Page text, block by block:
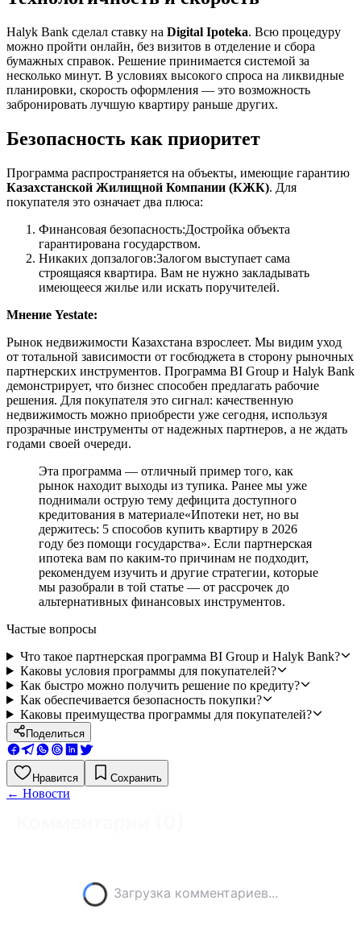
Halyk Bank сделал ставку на Digital Ipoteka. Всю процедуру
можно пройти онлайн, без визитов в отделение и сбора
бумажных справок. Решение принимается системой за
несколько минут. В условиях высокого спроса на ликвидные
планировки, скорость оформления — это возможность
забронировать лучшую квартиру раньше других.
Безопасность как приоритет
Программа распространяется на объекты, имеющие гарантию
Казахстанской Жилищной Компании (КЖК). Для
покупателя это означает два плюса:
Финансовая безопасность:Достройка объекта
гарантирована государством.
Никаких допзалогов:Залогом выступает сама
строящаяся квартира. Вам не нужно закладывать
имеющееся жилье или искать поручителей.
Мнение Yestate:
Рынок недвижимости Казахстана взрослеет. Мы видим уход
от тотальной зависимости от госбюджета в сторону рыночных
партнерских инструментов. Программа BI Group и Halyk Bank
демонстрирует, что бизнес способен предлагать рабочие
решения. Для покупателя это сигнал: качественную
недвижимость можно приобрести уже сегодня, используя
прозрачные инструменты от надежных партнеров, а не ждать
годами своей очереди.
Эта программа — отличный пример того, как
рынок находит выходы из тупика. Ранее мы уже
поднимали острую тему дефицита доступного
кредитования в материале«Ипотеки нет, но вы
держитесь: 5 способов купить квартиру в 2026
году без помощи государства». Если партнерская
ипотека вам по каким-то причинам не подходит,
рекомендуем изучить и другие стратегии, которые
мы разобрали в той статье — от рассрочек до
альтернативных финансовых инструментов.
Частые вопросы
Что такое партнерская программа BI Group и Halyk Bank?
Каковы условия программы для покупателей?
Как быстро можно получить решение по кредиту?
Как обеспечивается безопасность покупки?
Каковы преимущества программы для покупателей?
Поделиться
Нравится Сохранить
← Новости
Загрузка комментариев...